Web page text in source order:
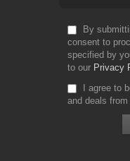
By
consent to
specified by
to our Privacy
I agree to
and deals